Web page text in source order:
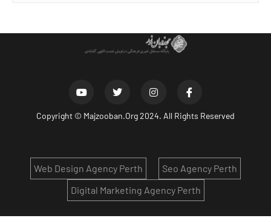
Copyright © Majzooban.Org2024. All Rights Reserved
Seo Agency Perth
Web Design Agency Perth
Digital Marketing Agency Perth